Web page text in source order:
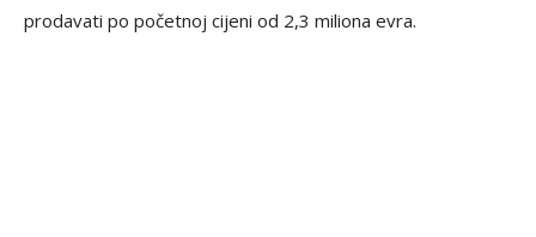
prodavati po početnoj cijeni od 2,3 miliona evra.